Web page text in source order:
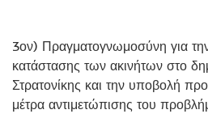
3ον) Πραγματογνωμοσύνη για
κατάστασης των ακινήτων στο
Στρατονίκης και την υποβολή
μέτρα αντιμετώπισης του